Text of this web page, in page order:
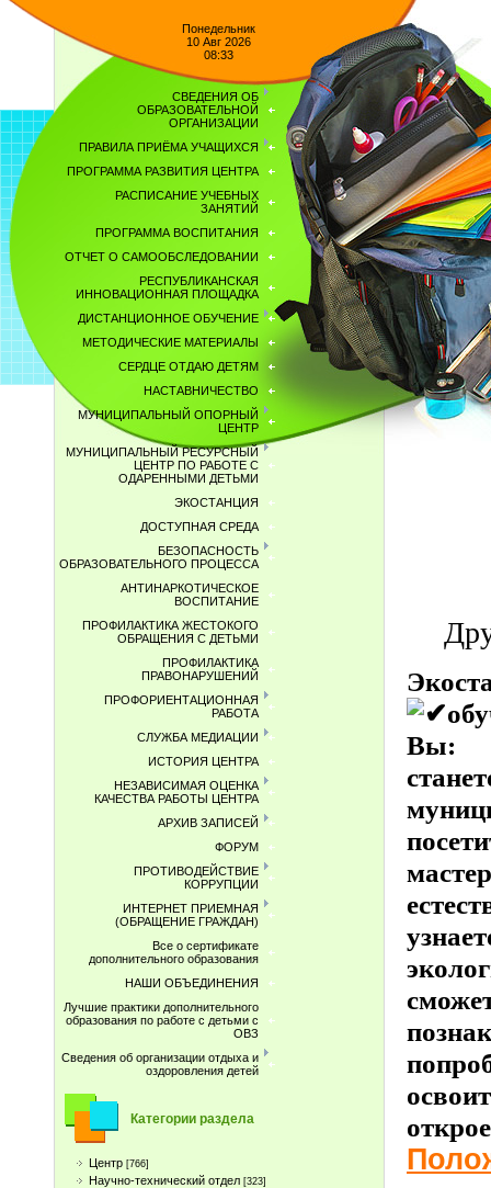
Понедельник
10 Авг 2026
08:33
СВЕДЕНИЯ ОБ
ОБРАЗОВАТЕЛЬНОЙ
ОРГАНИЗАЦИИ
ПРАВИЛА ПРИЁМА УЧАЩИХСЯ
ПРОГРАММА РАЗВИТИЯ ЦЕНТРА
РАСПИСАНИЕ УЧЕБНЫХ
ЗАНЯТИЙ
ПРОГРАММА ВОСПИТАНИЯ
ОТЧЕТ О САМООБСЛЕДОВАНИИ
РЕСПУБЛИКАНСКАЯ
ИННОВАЦИОННАЯ ПЛОЩАДКА
ДИСТАНЦИОННОЕ ОБУЧЕНИЕ
МЕТОДИЧЕСКИЕ МАТЕРИАЛЫ
СЕРДЦЕ ОТДАЮ ДЕТЯМ
НАСТАВНИЧЕСТВО
МУНИЦИПАЛЬНЫЙ ОПОРНЫЙ
ЦЕНТР
МУНИЦИПАЛЬНЫЙ РЕСУРСНЫЙ
ЦЕНТР ПО РАБОТЕ С
ОДАРЕННЫМИ ДЕТЬМИ
ЭКОСТАНЦИЯ
ДОСТУПНАЯ СРЕДА
БЕЗОПАСНОСТЬ
ОБРАЗОВАТЕЛЬНОГО ПРОЦЕССА
АНТИНАРКОТИЧЕСКОЕ
ВОСПИТАНИЕ
ПРОФИЛАКТИКА ЖЕСТОКОГО
ОБРАЩЕНИЯ С ДЕТЬМИ
ПРОФИЛАКТИКА
ПРАВОНАРУШЕНИЙ
ПРОФОРИЕНТАЦИОННАЯ
РАБОТА
СЛУЖБА МЕДИАЦИИ
ИСТОРИЯ ЦЕНТРА
НЕЗАВИСИМАЯ ОЦЕНКА
КАЧЕСТВА РАБОТЫ ЦЕНТРА
АРХИВ ЗАПИСЕЙ
ФОРУМ
ПРОТИВОДЕЙСТВИЕ
КОРРУПЦИИ
ИНТЕРНЕТ ПРИЕМНАЯ
(ОБРАЩЕНИЕ ГРАЖДАН)
Все о сертификате
дополнительного образования
НАШИ ОБЪЕДИНЕНИЯ
Лучшие практики дополнительного
образования по работе с детьми с
ОВЗ
Сведения об организации отдыха и
оздоровления детей
Категории раздела
Центр [766]
Научно-технический отдел [323]
Вы: